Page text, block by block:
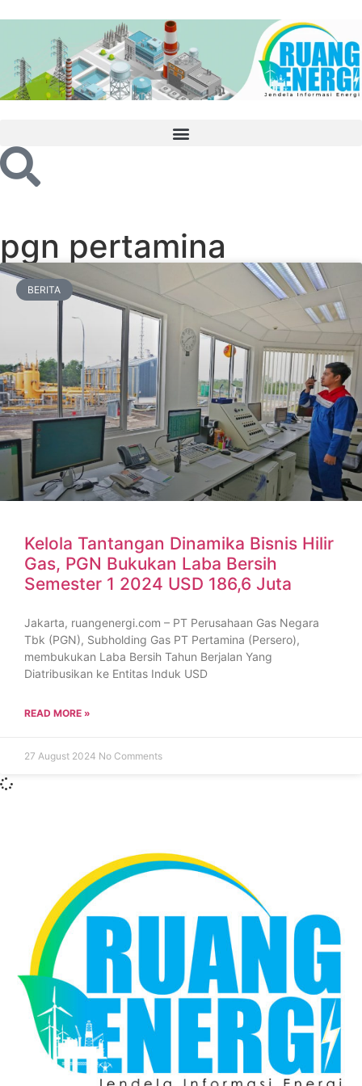
pgn pertamina
BERITA
Kelola Tantangan Dinamika Bisnis Hilir
Gas, PGN Bukukan Laba Bersih
Semester 1 2024 USD 186,6 Juta
Jakarta, ruangenergi.com – PT Perusahaan Gas Negara
Tbk (PGN), Subholding Gas PT Pertamina (Persero),
membukukan Laba Bersih Tahun Berjalan Yang
Diatribusikan ke Entitas Induk USD
READ MORE »
27 August 2024 No Comments